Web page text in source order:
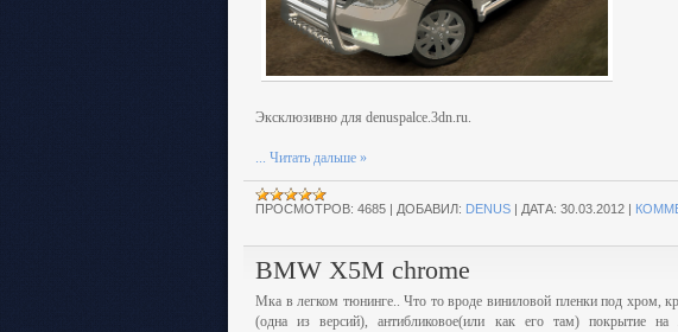
Эксклюзивно для denuspalce.3dn.ru.
... Читать дальше »
ПРОСМОТРОВ: 4685 | ДОБАВИЛ: DENUS | ДАТА: 30.03.2012 |
BMW X5M chrome
Мка в легком тюнинге.. Что то вроде виниловой пленки под хром,
(одна из версий), антибликовое(или как его там) покрытие